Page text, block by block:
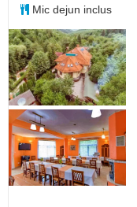
Mic dejun inclus